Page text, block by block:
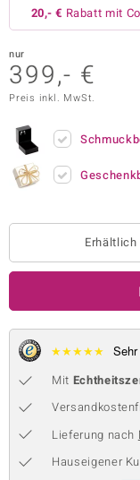
Collection
BY DE MELO
Collection
20,- € Rabatt mit
nur
399,- €
Preis inkl. MwSt.
★★★★★
Mit
Lieferung nach
Hauseigener